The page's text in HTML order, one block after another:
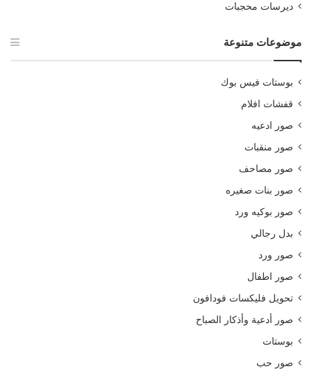
ديرسات محجبات
موضوعات متنوعة
بوستات فيس بوك
قفشات افلام
صور ادعيه
صور منقبات
صور مصاحف
صور بنات صغيره
صور بوكيه ورد
بدل رجالي
صور ورد
صور اطفال
تحويل فليكسات فودافون
صور أدعية وأذكار الصباح
بوستات
صور حب